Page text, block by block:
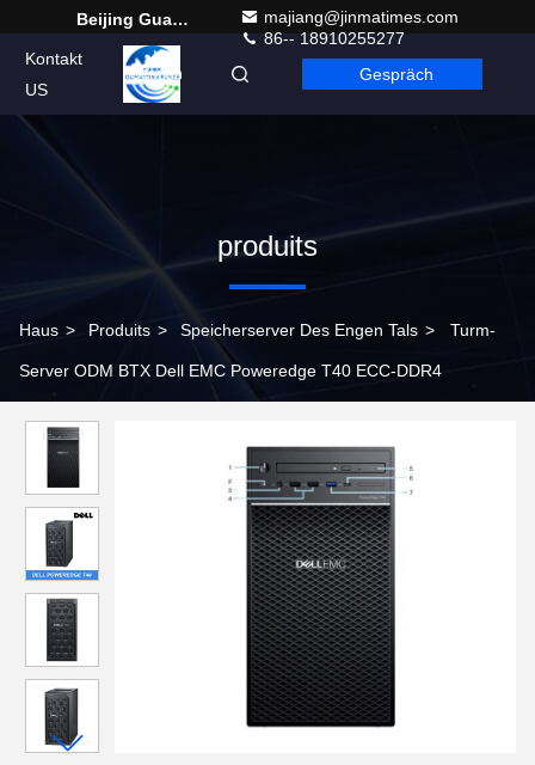
Beijing Guangtian Runze Technology Co., Ltd.
majiang@jinmatimes.com
86-- 18910255277
Kontakt
US
German Gespräch
produits
Haus > Produits > Speicherserver Des Engen Tals > Turm-
Server ODM BTX Dell EMC Poweredge T40 ECC-DDR4